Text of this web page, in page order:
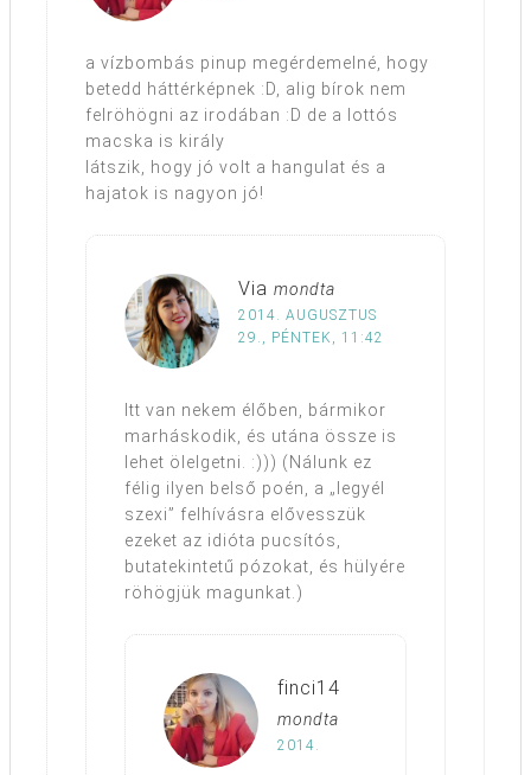
a vízbombás pinup megérdemelné, hogy
betedd háttérképnek :D, alig bírok nem
felröhögni az irodában :D de a lottós
macska is király
látszik, hogy jó volt a hangulat és a
hajatok is nagyon jó!
Via mondta
2014. AUGUSZTUS
29., PÉNTEK, 11:42
Itt van nekem élőben, bármikor
marháskodik, és utána össze is
lehet ölelgetni. :))) (Nálunk ez
félig ilyen belső poén, a „legyél
szexi” felhívásra elővesszük
ezeket az idióta pucsítós,
butatekintetű pózokat, és hülyére
röhögjük magunkat.)
finci14
mondta
2014.